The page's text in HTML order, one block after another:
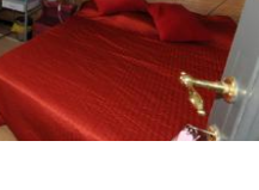
Inrichting
Badkamer:
Privaat
Keuken:
(aparte kamer)
Oppervlakte:
25 m
Private kamers:
2